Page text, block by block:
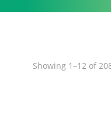
Showing 1–12 of